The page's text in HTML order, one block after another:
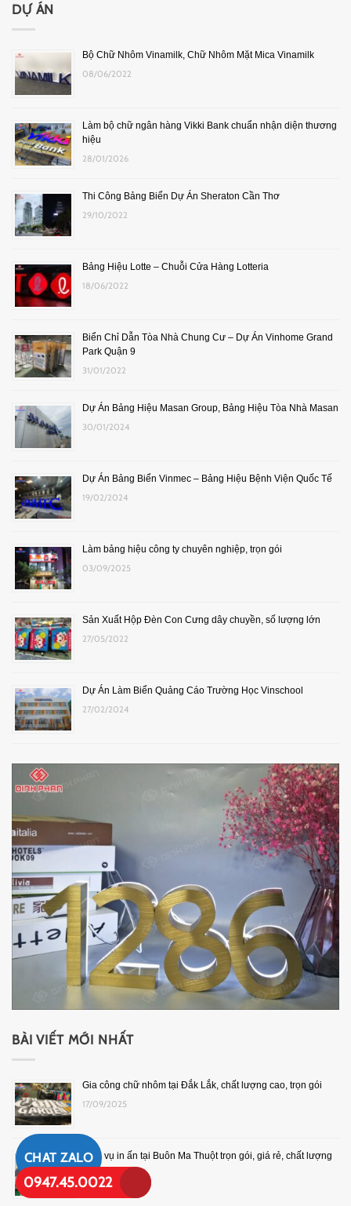
DỰ ÁN
Bộ Chữ Nhôm Vinamilk, Chữ Nhôm Mặt Mica Vinamilk
08/06/2022
Làm bộ chữ ngân hàng Vikki Bank chuẩn nhận diện thương
hiệu
28/01/2026
Thi Công Bảng Biển Dự Án Sheraton Cần Thơ
29/10/2022
Bảng Hiệu Lotte – Chuỗi Cửa Hàng Lotteria
18/06/2022
Biển Chỉ Dẫn Tòa Nhà Chung Cư – Dự Án Vinhome Grand
Park Quận 9
31/01/2022
Dự Án Bảng Hiệu Masan Group, Bảng Hiệu Tòa Nhà Masan
30/01/2024
Dự Án Bảng Biển Vinmec – Bảng Hiệu Bệnh Viện Quốc Tế
19/02/2024
Làm bảng hiệu công ty chuyên nghiệp, trọn gói
03/09/2025
Sản Xuất Hộp Đèn Con Cưng dây chuyền, số lượng lớn
27/05/2022
Dự Án Làm Biển Quảng Cáo Trường Học Vinschool
27/02/2024
BÀI VIẾT MỚI NHẤT
Gia công chữ nhôm tại Đắk Lắk, chất lượng cao, trọn gói
17/09/2025
Dịch vụ in ấn tại Buôn Ma Thuột trọn gói, giá rẻ, chất lượng
cao
10/09/2025
CHAT ZALO
0947.45.0022